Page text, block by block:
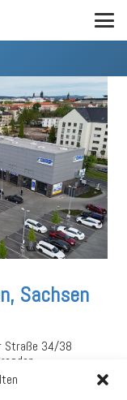
Sachsen
Straße 34/38